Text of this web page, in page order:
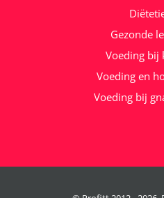
Gezonde
Voeding bij
Voeding en
Voeding bij